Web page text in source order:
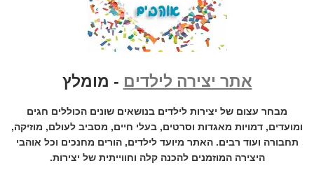
אתר יצירה לילדים - מומלץ
מבחר עצום של יצירות לילדים בנושאים שונים הכוללים חגים
ומועדים, דמויות מאגדות וסרטים, בעלי חיים, מסביב לעולם, מוזיקה,
תחבורה ועוד רבים. האתר מיועד לילדים, הורים מחנכים וכל אוהבי
היצירה המוזמנים להכנה קלה וחווייתית של יצירות.